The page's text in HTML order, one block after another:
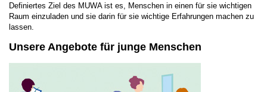
Definiertes Ziel des MUWA ist es, Menschen in einen für sie wichtigen
Raum einzuladen und sie darin für sie wichtige Erfahrungen machen zu
lassen.
Unsere Angebote für junge Menschen